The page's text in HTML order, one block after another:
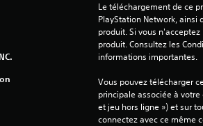
Le téléchargement de ce
PlayStation Network,
produit. Si vous
produit. Consultez les
informations importantes.
Vous pouvez télécharger
principale associée à
et jeu hors ligne ») et sur
connectez avec ce même